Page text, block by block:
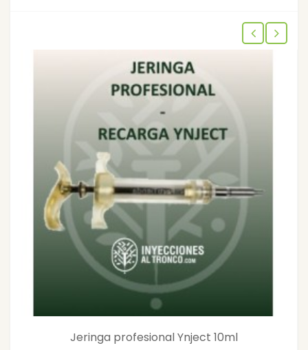
Jeringa profesional Ynject 10ml